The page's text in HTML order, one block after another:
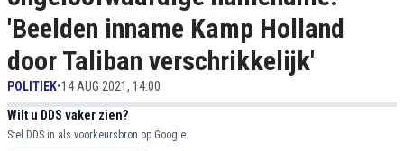
'Beelden inname Kamp Holland
door Taliban verschrikkelijk'
POLITIEK•14 AUG 2021, 14:00
Wilt u DDS vaker zien?
Stel DDS in als voorkeursbron op Google.